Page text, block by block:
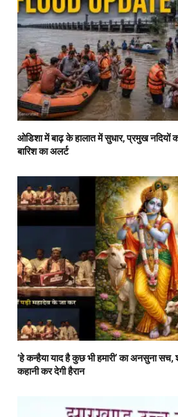
ओडिशा में बाढ़ के हालात में सुधार, प्रमुख नदियों
बारिश का अलर्ट
‘हे कन्हैया याद है कुछ भी हमारी’ का अनसुना सच,
कहानी कर देगी हैरान